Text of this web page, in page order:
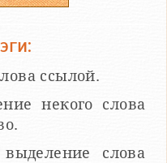
ссылой.
некого слова
выделение слова